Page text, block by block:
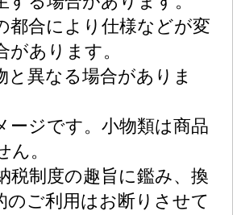
都合により仕様などが変
があります。
と異なる場合がありま
ージです。小物類は商品
ん。
税制度の趣旨に鑑み、換
のご利用はお断りさせて